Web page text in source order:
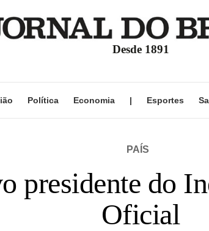
Desde 1891
Política Economia | Esportes
PAÍS
presidente do
Oficial